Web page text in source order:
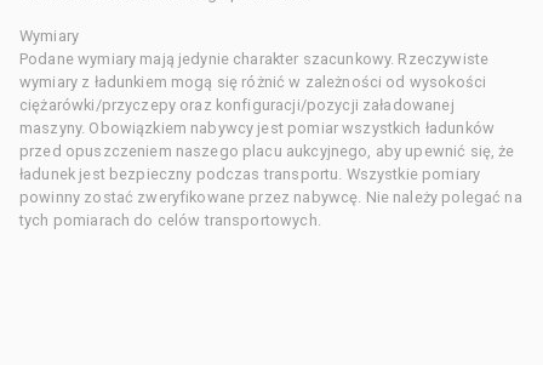
Wymiary
Podane wymiary mają jedynie charakter szacunkowy. Rzeczywiste
wymiary z ładunkiem mogą się różnić w zależności od wysokości
ciężarówki/przyczepy oraz konfiguracji/pozycji załadowanej
maszyny. Obowiązkiem nabywcy jest pomiar wszystkich ładunków
przed opuszczeniem naszego placu aukcyjnego, aby upewnić się, że
ładunek jest bezpieczny podczas transportu. Wszystkie pomiary
powinny zostać zweryfikowane przez nabywcę. Nie należy polegać na
tych pomiarach do celów transportowych.